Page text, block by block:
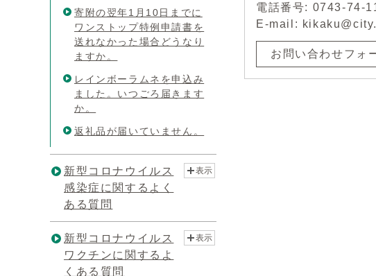
電話番号: 0743-74-
E-mail:
お問い合わせフォ
寄附の翌年1月10日までに
ワンストップ特例申請書を
送れなかった場合どうなり
ますか。
レインボーラムネを申込み
ました。いつごろ届きます
か。
返礼品が届いていません。
新型コロナウイルス
感染症に関するよく
ある質問
表示
新型コロナウイルス
ワクチンに関するよ
くある質問
表示